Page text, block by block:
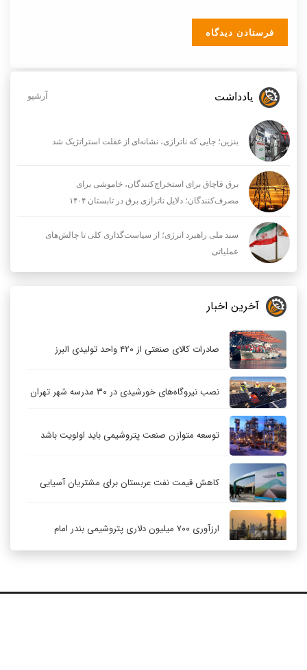
یادداشت آرشیو
بنزین؛ جایی که ناترازی، نشانه‌ای از غفلت استراتژیک شد
برق قاچاق برای استخراج‌کنندگان، خاموشی برای
مصرف‌کنندگان؛ دلایل ناترازی برق در تابستان ۱۴۰۴
سند ملی راهبرد انرژی؛ از سیاست‌گذاری کلی تا چالش‌های
عملیاتی
آخرین اخبار
صادرات کالای صنعتی از ۴۲۰ واحد تولیدی البرز
نصب نیروگاه‌های خورشیدی در ۳۰ مدرسه شهر تهران
توسعه متوازن صنعت پتروشیمی باید اولویت باشد
کاهش قیمت نفت عربستان برای مشتریان آسیایی
ارزآوری ۷۰۰ میلیون دلاری پتروشیمی بندر امام